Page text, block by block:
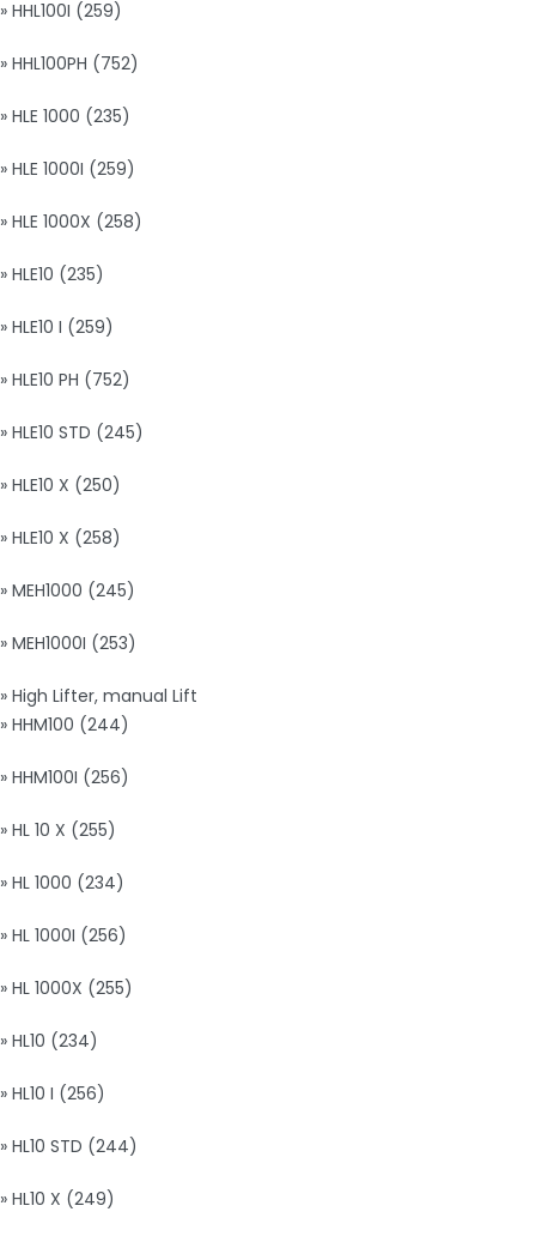
» HHL100I (259)
» HHL100PH (752)
» HLE 1000 (235)
» HLE 1000I (259)
» HLE 1000X (258)
» HLE10 (235)
» HLE10 I (259)
» HLE10 PH (752)
» HLE10 STD (245)
» HLE10 X (250)
» HLE10 X (258)
» MEH1000 (245)
» MEH1000I (253)
» High Lifter, manual Lift
» HHM100 (244)
» HHM100I (256)
» HL 10 X (255)
» HL 1000 (234)
» HL 1000I (256)
» HL 1000X (255)
» HL10 (234)
» HL10 I (256)
» HL10 STD (244)
» HL10 X (249)